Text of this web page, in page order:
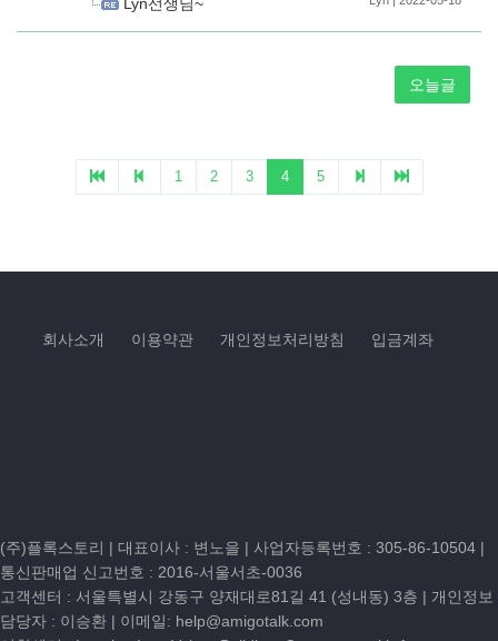
회사소개 이용약관 개인정보처리방침 입금계좌
(주)플록스토리 | 대표이사 : 변노을 | 사업자등록번호 : 305-86-10504 |
통신판매업 신고번호 : 2016-서울서초-0036
고객센터 : 서울특별시 강동구 양재대로81길 41 (성내동) 3층 | 개인정보
담당자 : 이승환 | 이메일: help@amigotalk.com